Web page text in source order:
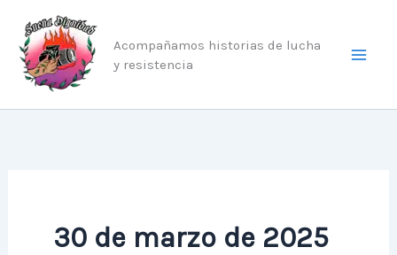
contenido
Acompañamos historias de lucha
y resistencia
30 de marzo de 2025